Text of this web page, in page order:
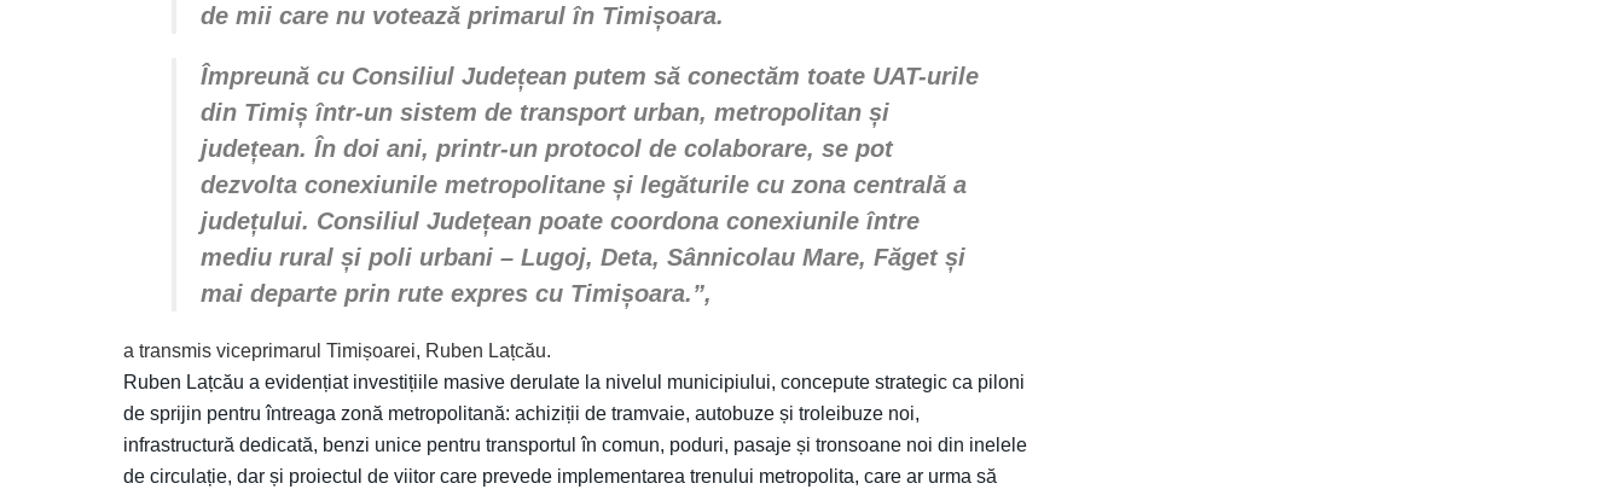
de mii care nu votează primarul în Timișoara.
Împreună cu Consiliul Județean putem să conectăm toate UAT-urile
din Timiș într-un sistem de transport urban, metropolitan și
județean. În doi ani, printr-un protocol de colaborare, se pot
dezvolta conexiunile metropolitane și legăturile cu zona centrală a
județului. Consiliul Județean poate coordona conexiunile între
mediu rural și poli urbani – Lugoj, Deta, Sânnicolau Mare, Făget și
mai departe prin rute expres cu Timișoara.”,
a transmis viceprimarul Timișoarei, Ruben Lațcău.
Ruben Lațcău a evidențiat investițiile masive derulate la nivelul municipiului, concepute strategic ca piloni
de sprijin pentru întreaga zonă metropolitană: achiziții de tramvaie, autobuze și troleibuze noi,
infrastructură dedicată, benzi unice pentru transportul în comun, poduri, pasaje și tronsoane noi din inelele
de circulație, dar și proiectul de viitor care prevede implementarea trenului metropolita, care ar urma să